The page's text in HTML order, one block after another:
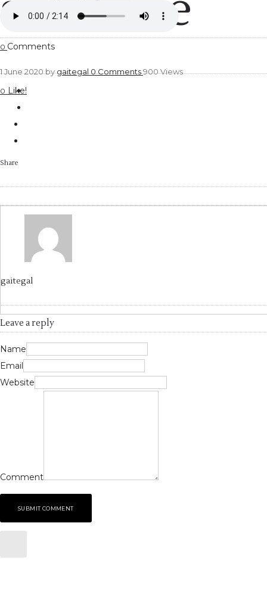
1 June 2020 bygaitegal0Comments900 Views
0 Comments
0 Like!
Share
gaitegal
Leave a reply
Name
Email
Website
Comment
SUBMIT COMMENT